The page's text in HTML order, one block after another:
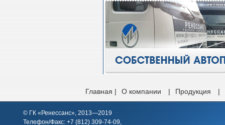
Главная | О компании | Продукция |
© ГК «Ренессанс», 2013—2019
Телефон/Факс: +7 (812) 309-74-09,